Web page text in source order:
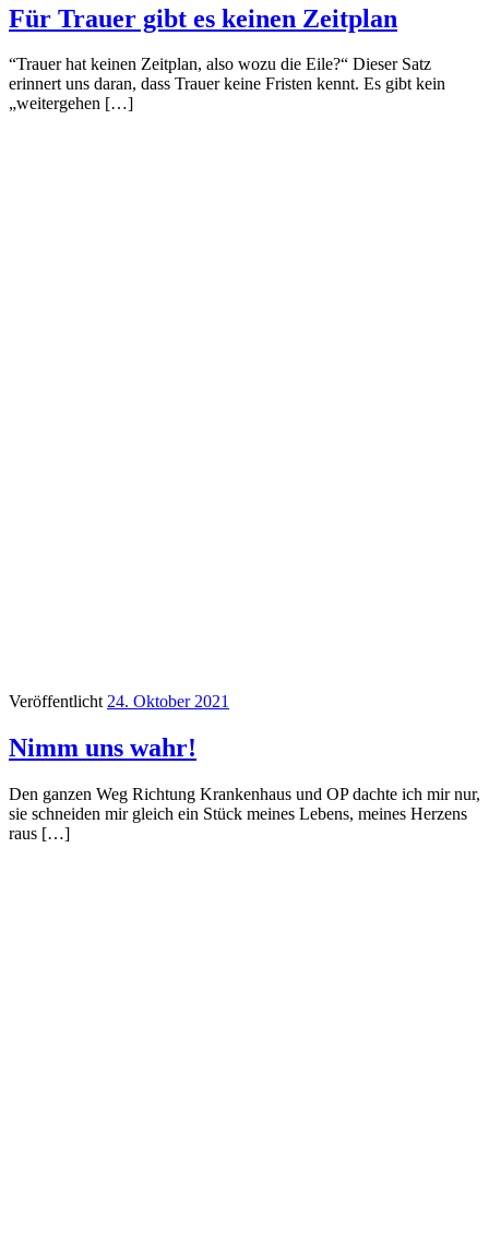
Für Trauer gibt es keinen Zeitplan
“Trauer hat keinen Zeitplan, also wozu die Eile?“ Dieser Satz
erinnert uns daran, dass Trauer keine Fristen kennt. Es gibt kein
„weitergehen […]
Veröffentlicht24. Oktober 2021
Nimm uns wahr!
Den ganzen Weg Richtung Krankenhaus und OP dachte ich mir nur,
sie schneiden mir gleich ein Stück meines Lebens, meines Herzens
raus […]